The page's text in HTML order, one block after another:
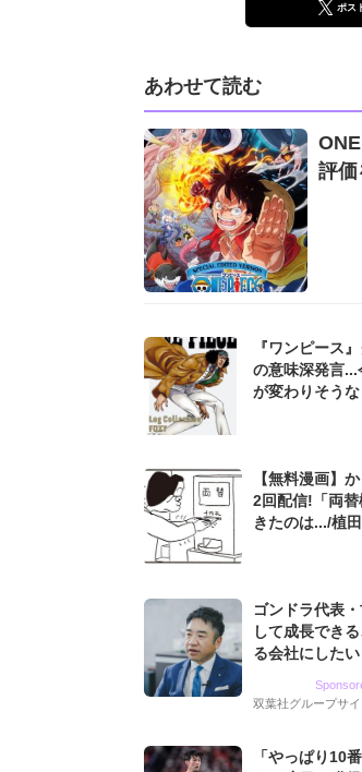
ポス
あわせて読む
『ワンピース
の意味深発言
が変わりそう
【無料漫画】
2回配信!「両
きたのは.../植
ゴンドラ代表
して成長でき
る会社にした
グ会社のアイ
双葉社グループサイ
「やっぱり10